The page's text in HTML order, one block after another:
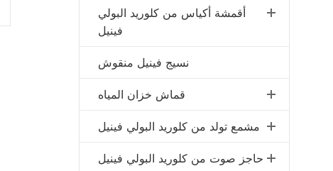
أقمشة أكياس من كلوريد البولي
فينيل
نسيج فينيل منقوش
قماش خزان المياه
مشمع تولد من كلوريد البولي فينيل
حاجز صوت من كلوريد البولي فينيل